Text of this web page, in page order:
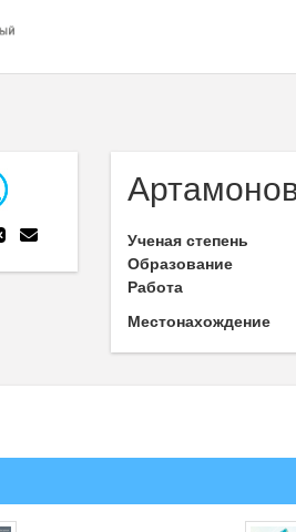
Ученая степень
Образование
Работа
Местонахождение